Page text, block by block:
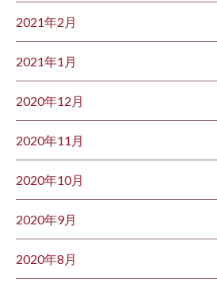
2021年2月
2021年1月
2020年12月
2020年11月
2020年10月
2020年9月
2020年8月